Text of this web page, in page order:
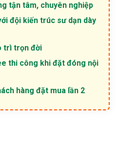
tận tâm, chuyên nghiệp
đội kiến trúc sư dạn dày
trì trọn đời
thi công khi đặt đóng nội
hàng đặt mua lần 2